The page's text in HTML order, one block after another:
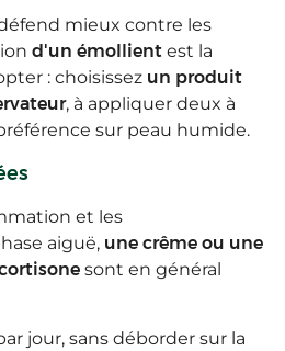
mieux contre les
d'un émollient est la
: choisissez un produit
, à appliquer deux à
sur peau humide.
et les
aiguë, une crême ou une
sont en général
jour, sans déborder sur la